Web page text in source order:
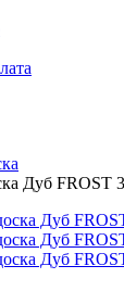
Дуб FROST